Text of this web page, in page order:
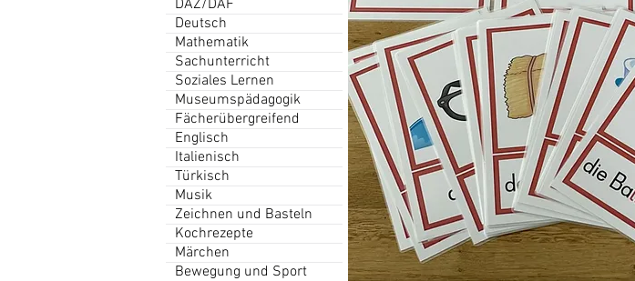
DAZ/DAF
Deutsch
Mathematik
Sachunterricht
Soziales Lernen
Museumspädagogik
Fächerübergreifend
Englisch
Italienisch
Türkisch
Musik
Zeichnen und Basteln
Kochrezepte
Märchen
Bewegung und Sport